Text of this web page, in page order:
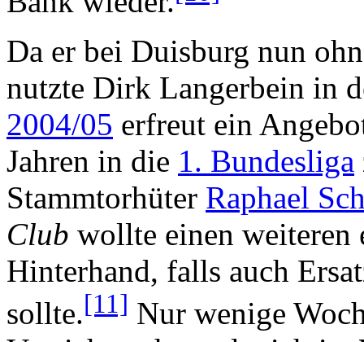
Da er bei Duisburg nun
nutzte Dirk Langerbein in
2004/05 erfreut ein
Jahren in die 1. Bundesliga
Stammtorhüter Raphael
Club wollte einen weiteren
Hinterhand, falls auch
sollte.[11] Nur wenige